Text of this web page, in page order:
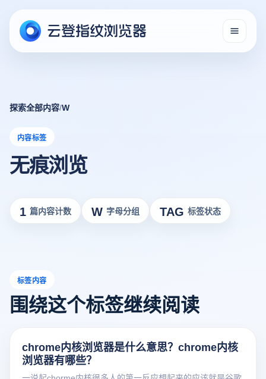
探索全部内容/W
内容标签
无痕浏览
1 篇内容计数 W 字母分组 TAG 标签状态
标签内容
围绕这个标签继续阅读
chrome内核浏览器是什么意思？chrome内核
浏览器有哪些？